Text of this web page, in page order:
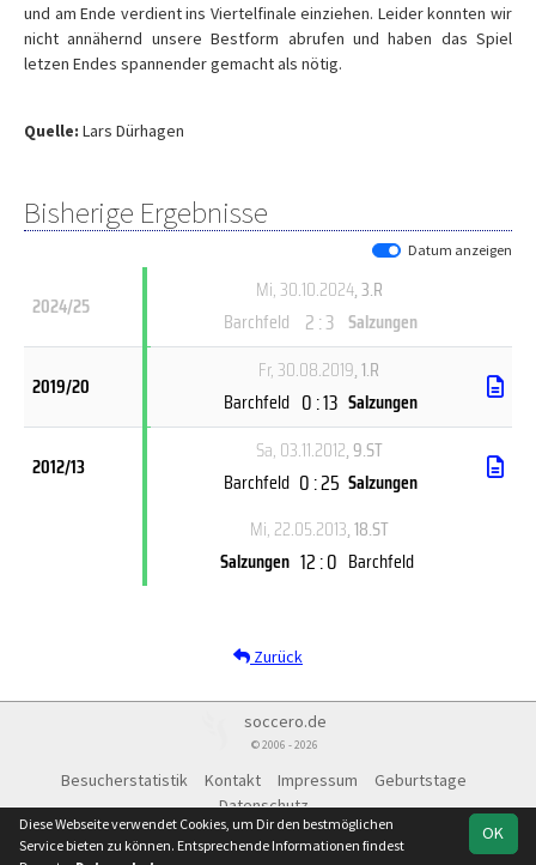
und am Ende verdient ins Viertelfinale einziehen. Leider konnten wir
nicht annähernd unsere Bestform abrufen und haben das Spiel
letzen Endes spannender gemacht als nötig.
Quelle: Lars Dürhagen
Bisherige Ergebnisse
Datum anzeigen
2024/25
Mi, 30.10.2024, 3.R
Barchfeld 2 : 3 Salzungen
2019/20
Fr, 30.08.2019, 1.R
Barchfeld 0 : 13 Salzungen
2012/13
Sa, 03.11.2012, 9.ST
Barchfeld 0 : 25 Salzungen
Mi, 22.05.2013, 18.ST
Salzungen 12 : 0 Barchfeld
Zurück
soccero.de
© 2006 - 2026
Besucherstatistik Kontakt Impressum
Geburtstage
Datenschutz
OK
Diese Webseite verwendet Cookies, um Dir den bestmöglichen
Service bieten zu können. Entsprechende Informationen findest